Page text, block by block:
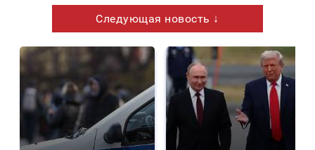
Следующая новость ↓